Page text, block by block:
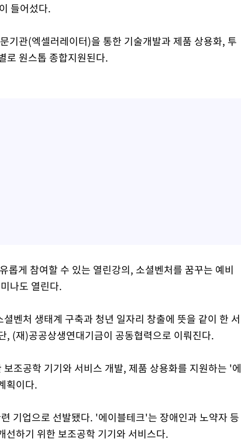
들어섰다.
기관(엑셀러레이터)을 통한 기술개발과 제품 상용화, 투
로 원스톱 종합지원된다.
롭게 참여할 수 있는 열린강의, 소셜벤처를 꿈꾸는 예비
나도 열린다.
벤처 생태계 구축과 청년 일자리 창출에 뜻을 같이 한 서
(재)공공상생연대기금이 공동협력으로 이뤄진다.
조공학 기기와 서비스 개발, 제품 상용화를 지원하는 '에
획이다.
기업으로 선발됐다. '에이블테크'는 장애인과 노약자 등
선하기 위한 보조공학 기기와 서비스다.